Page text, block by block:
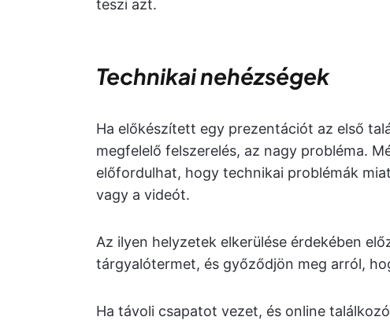
teszi azt.
Technikai nehézségek
Ha előkészített egy prezentációt az első
megfelelő felszerelés, az nagy probléma.
előfordulhat, hogy technikai problémák
vagy a videót.
Az ilyen helyzetek elkerülése érdekében
tárgyalótermet, és győződjön meg arról,
Ha távoli csapatot vezet, és online